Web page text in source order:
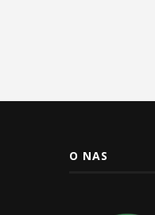
O NAS